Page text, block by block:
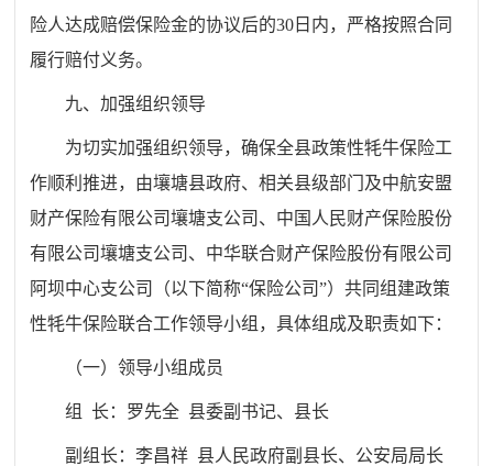
险人达成赔偿保险金的协议后的30日内，严格按照合同
履行赔付义务。
九、加强组织领导
为切实加强组织领导，确保全县政策性牦牛保险工
作顺利推进，由壤塘县政府、相关县级部门及中航安盟
财产保险有限公司壤塘支公司、中国人民财产保险股份
有限公司壤塘支公司、中华联合财产保险股份有限公司
阿坝中心支公司（以下简称“保险公司”）共同组建政策
性牦牛保险联合工作领导小组，具体组成及职责如下：
（一）领导小组成员
组 长：罗先全 县委副书记、县长
副组长：李昌祥 县人民政府副县长、公安局局长